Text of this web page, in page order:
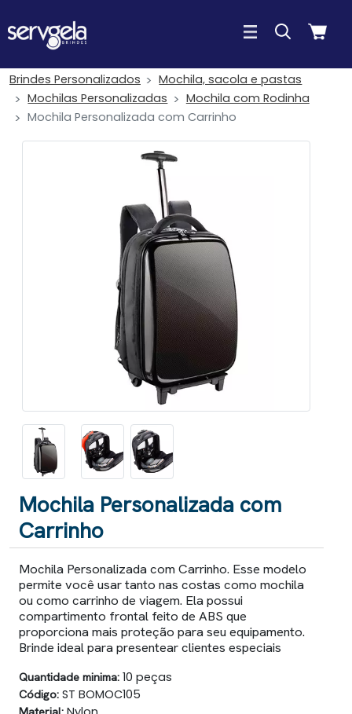
Brindes Personalizados
Mochila, sacola e pastas
Mochilas Personalizadas
Mochila com Rodinha
Mochila Personalizada com Carrinho
Mochila Personalizada com
Carrinho
Mochila Personalizada com Carrinho. Esse modelo
permite você usar tanto nas costas como mochila
ou como carrinho de viagem. Ela possui
compartimento frontal feito de ABS que
proporciona mais proteção para seu equipamento.
Brinde ideal para presentear clientes especiais
Quantidade minima: 10 peças
Código: ST BOMOC105